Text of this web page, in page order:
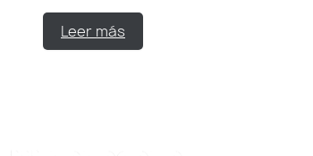
Leer más